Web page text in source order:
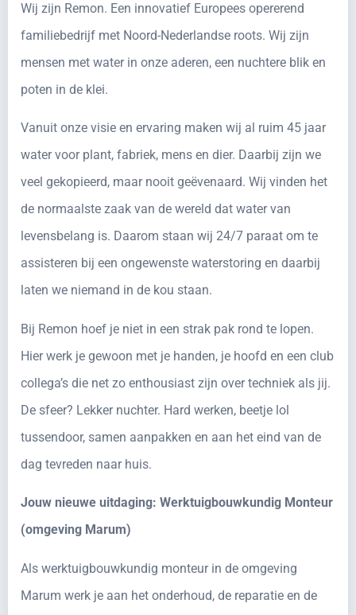
Wij zijn Remon. Een innovatief Europees opererend
familiebedrijf met Noord-Nederlandse roots. Wij zijn
mensen met water in onze aderen, een nuchtere blik en
poten in de klei.
Vanuit onze visie en ervaring maken wij al ruim 45 jaar
water voor plant, fabriek, mens en dier. Daarbij zijn we
veel gekopieerd, maar nooit geëvenaard. Wij vinden het
de normaalste zaak van de wereld dat water van
levensbelang is. Daarom staan wij 24/7 paraat om te
assisteren bij een ongewenste waterstoring en daarbij
laten we niemand in de kou staan.
Bij Remon hoef je niet in een strak pak rond te lopen.
Hier werk je gewoon met je handen, je hoofd en een club
collega’s die net zo enthousiast zijn over techniek als jij.
De sfeer? Lekker nuchter. Hard werken, beetje lol
tussendoor, samen aanpakken en aan het eind van de
dag tevreden naar huis.
Jouw nieuwe uitdaging: Werktuigbouwkundig Monteur
(omgeving Marum)
Als werktuigbouwkundig monteur in de omgeving
Marum werk je aan het onderhoud, de reparatie en de